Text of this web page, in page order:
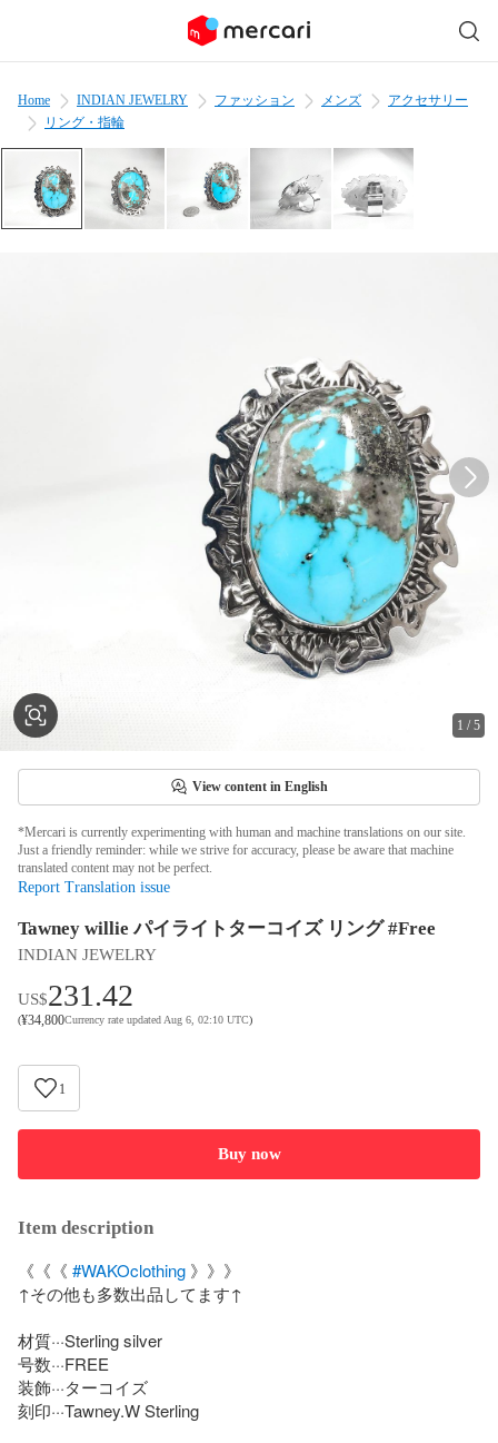
Home INDIAN JEWELRY ファッション メンズ
アクセサリー
リング・指輪
1 /5
View content in English
*Mercari is currently experimenting with human and machine translations on our site.
Just a friendly reminder: while we strive for accuracy, please be aware that machine
translated content may not be perfect.
Report Translation issue
Tawney willie パイライトターコイズ リング #Free
INDIAN JEWELRY
US$231.42
(¥34,800Currency rate updated Aug 6, 02:10 UTC)
1
Buy now
Item description
《《《 #WAKOclothing 》》》
↑その他も多数出品してます↑
材質···Sterling silver
号数···FREE
装飾···ターコイズ
刻印···Tawney.W Sterling